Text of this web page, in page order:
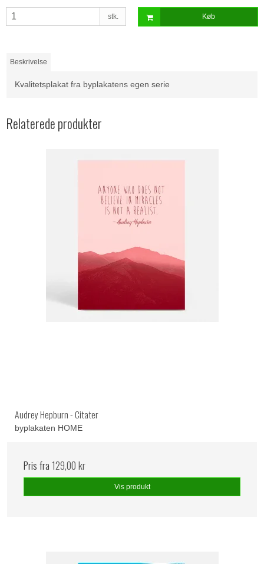
stk. Køb
Beskrivelse
Kvalitetsplakat fra byplakatens egen serie
Relaterede produkter
Audrey Hepburn - Citater
byplakaten HOME
Pris fra129,00 kr
Vis produkt